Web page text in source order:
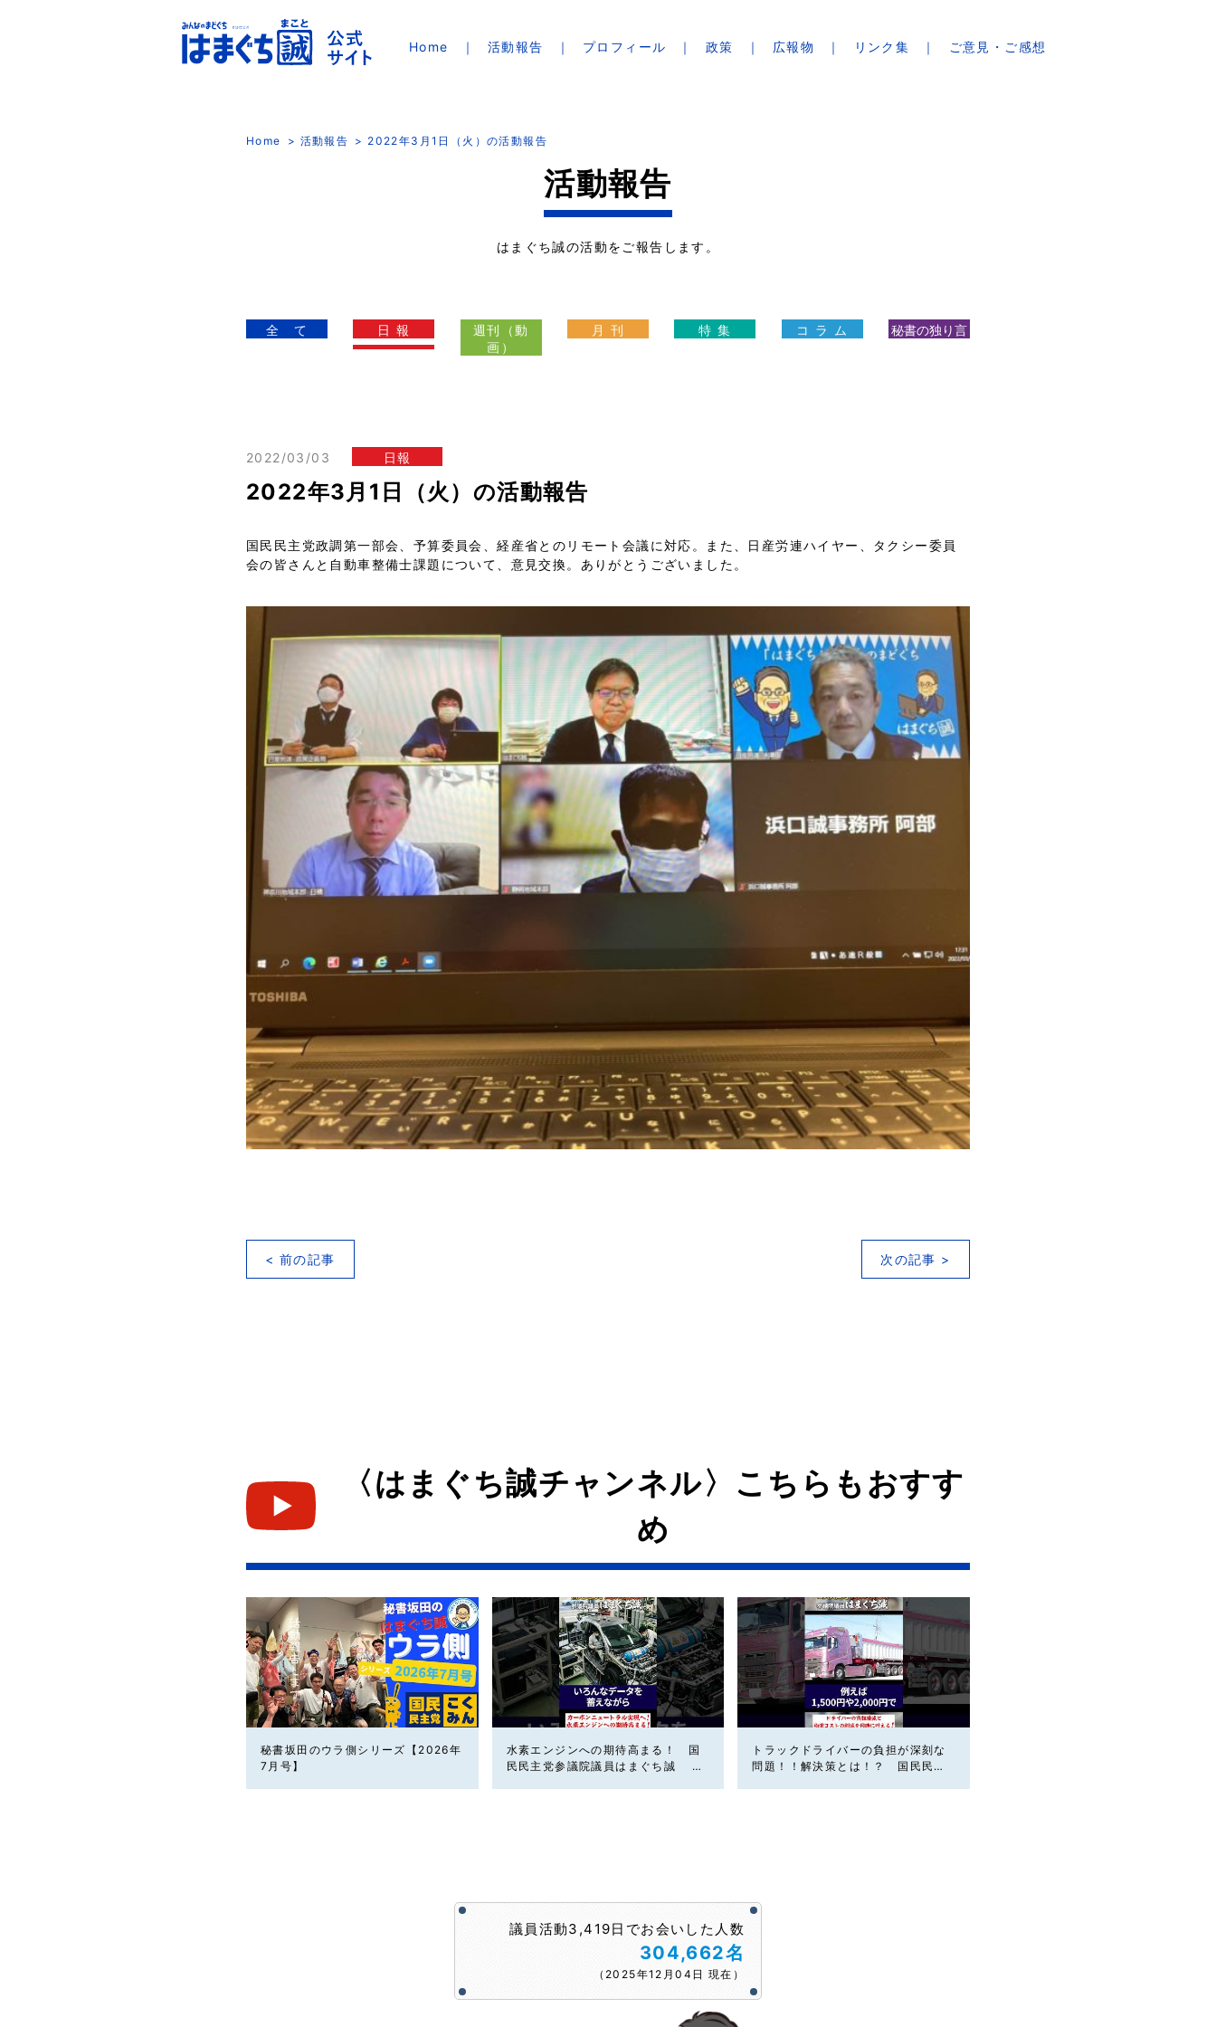
Home 活動報告 プロフィール 政策 広報物 リンク集 ご意見・ご感想
Home 活動報告 2022年3月1日（火）の活動報告
活動報告
はまぐち誠の活動をご報告します。
全 て 日 報
週刊（動
画）
月 刊 特 集 コ ラ ム 秘書の独り言
2022/03/03 日報
2022年3月1日（火）の活動報告
国民民主党政調第一部会、予算委員会、経産省とのリモート会議に対応。また、日産労連ハイヤー、タクシー委員
会の皆さんと自動車整備士課題について、意見交換。ありがとうございました。
< 前の記事 次の記事 >
〈はまぐち誠チャンネル〉こちらもおすす
め
秘書坂田のウラ側シリーズ【2026年
7月号】
水素エンジンへの期待高まる！ 国
民民主党参議院議員はまぐち誠 #
トラックドライバーの負担が深刻な
問題！！解決策とは！？ 国民民主
議員活動3,419日でお会いした人数
304,662名
（2025年12月04日 現在）